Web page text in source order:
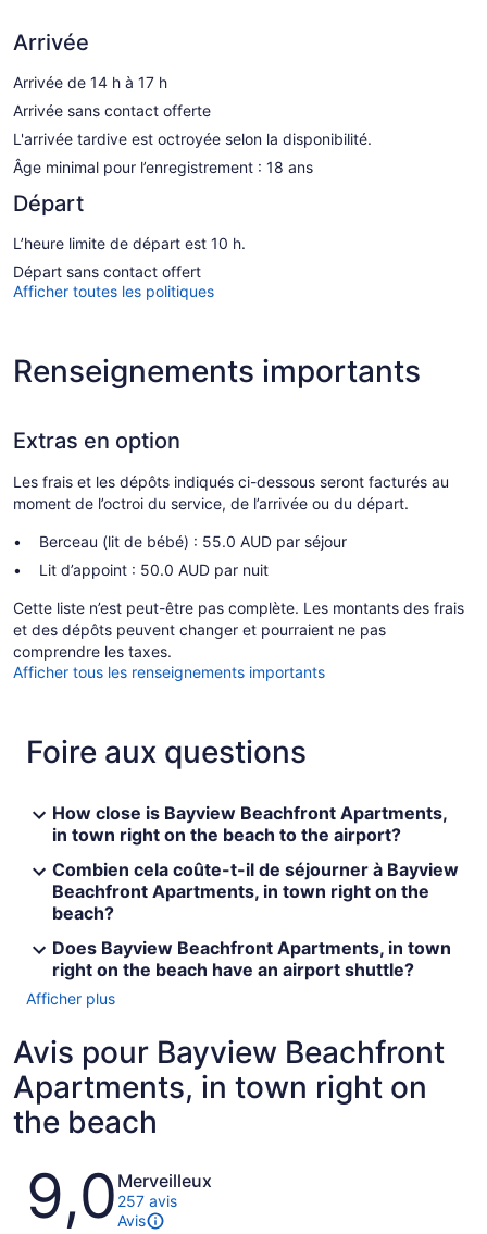
Arrivée
Arrivée de 14 h à 17 h
Arrivée sans contact offerte
L'arrivée tardive est octroyée selon la disponibilité.
Âge minimal pour l’enregistrement : 18 ans
Départ
L’heure limite de départ est 10 h.
Départ sans contact offert
Afficher toutes les politiques
Renseignements importants
Extras en option
Les frais et les dépôts indiqués ci-dessous seront facturés au
moment de l’octroi du service, de l’arrivée ou du départ.
Berceau (lit de bébé) : 55.0 AUD par séjour
Lit d’appoint : 50.0 AUD par nuit
Cette liste n’est peut-être pas complète. Les montants des frais
et des dépôts peuvent changer et pourraient ne pas
comprendre les taxes.
Afficher tous les renseignements importants
Foire aux questions
How close is Bayview Beachfront Apartments,
in town right on the beach to the airport?
Combien cela coûte-t-il de séjourner à Bayview
Beachfront Apartments, in town right on the
beach?
Does Bayview Beachfront Apartments, in town
right on the beach have an airport shuttle?
Afficher plus
Avis pour Bayview Beachfront
Apartments, in town right on
the beach
Avis
9,0 Merveilleux
257 avis
Avis